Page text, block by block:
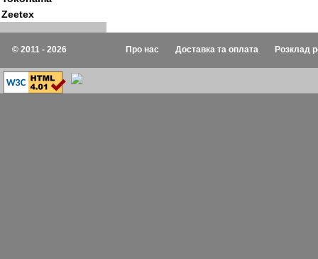
Zeetex
© 2011 - 2026 Про нас Доставка та оплата Розклад